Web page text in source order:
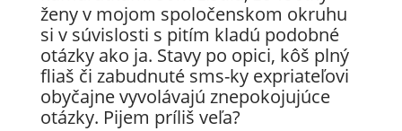
ženy v mojom spoločenskom okruhu
si v súvislosti s pitím kladú podobné
otázky ako ja. Stavy po opici, kôš plný
fliaš či zabudnuté sms-ky expriateľovi
obyčajne vyvolávajú znepokojujúce
otázky. Pijem príliš veľa?